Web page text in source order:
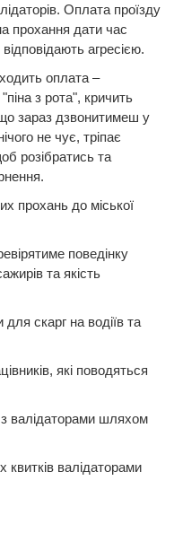
Оплата проїзду
прохання дати час
агресією.
оплата –
з рота", кричить
зараз дзвонитимеш у
не чує, тріпає
розібратись та
прохань до міської
поведінку
та якість
для скарг на водіїв та
які поводяться
з валідаторами шляхом
квитків валідаторами